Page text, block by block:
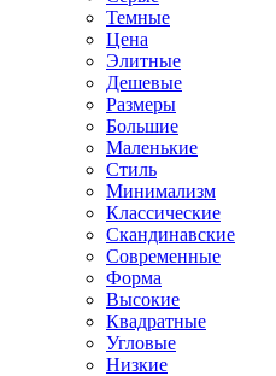
Темные
Цена
Элитные
Дешевые
Размеры
Большие
Маленькие
Стиль
Минимализм
Классические
Скандинавские
Современные
Форма
Высокие
Квадратные
Угловые
Низкие